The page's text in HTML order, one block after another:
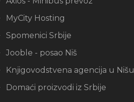
MyCity Hosting
Spomenici Srbije
Jooble - posao Niš
Knjigovodstvena agencija u Nišu
Domaći proizvodi iz Srbije